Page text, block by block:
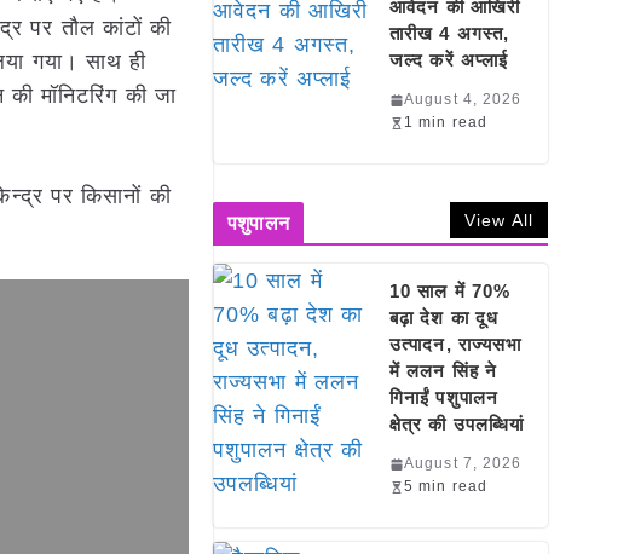
पर तौल कांटों की
गया। साथ ही
की मॉनिटरिंग की जा
पर किसानों की
आवेदन की आखिरी
तारीख 4 अगस्त,
जल्द करें अप्लाई
August 4, 2026
1 min read
पशुपालन View All
10 साल में 70%
बढ़ा देश का दूध
उत्पादन, राज्यसभा
में ललन सिंह ने
गिनाईं पशुपालन
क्षेत्र की उपलब्धियां
August 7, 2026
5 min read